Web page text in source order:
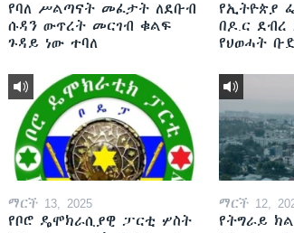
የባለ ሥልጣናት መፈታት ለደቡብ
ሱዳን ውጥረት መርገብ ቁልፍ
ጉዳይ ነው ተባለ
የኢትዮጵያ
በዶ.ር
የህወሓት
ማርች 13, 2025
የቦሮ ዴሞክራሲያዊ ፓርቲ ሦስት
ማርች 12,
የትግራይ